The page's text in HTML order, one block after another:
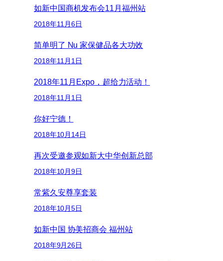
如新中国商机发布会11月福州站
2018年11月6日
简单明了 Nu 家保健品各大功效
2018年11月1日
2018年11月Expo，超给力活动！
2018年11月1日
你好宁德！
2018年10月14日
再次受邀参观如新大中华创新总部
2018年10月9日
常紫久安尊享套装
2018年10月5日
如新中国 协美招商会 福州站
2018年9月26日